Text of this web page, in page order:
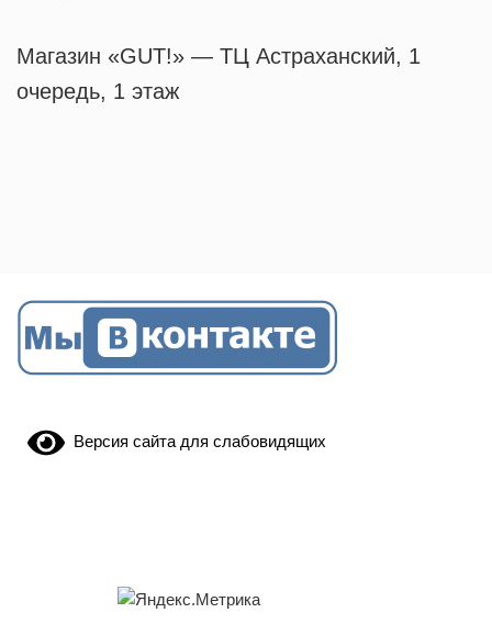
Магазин «GUT!» — ТЦ Астраханский, 1
очередь, 1 этаж
Версия сайта для слабовидящих